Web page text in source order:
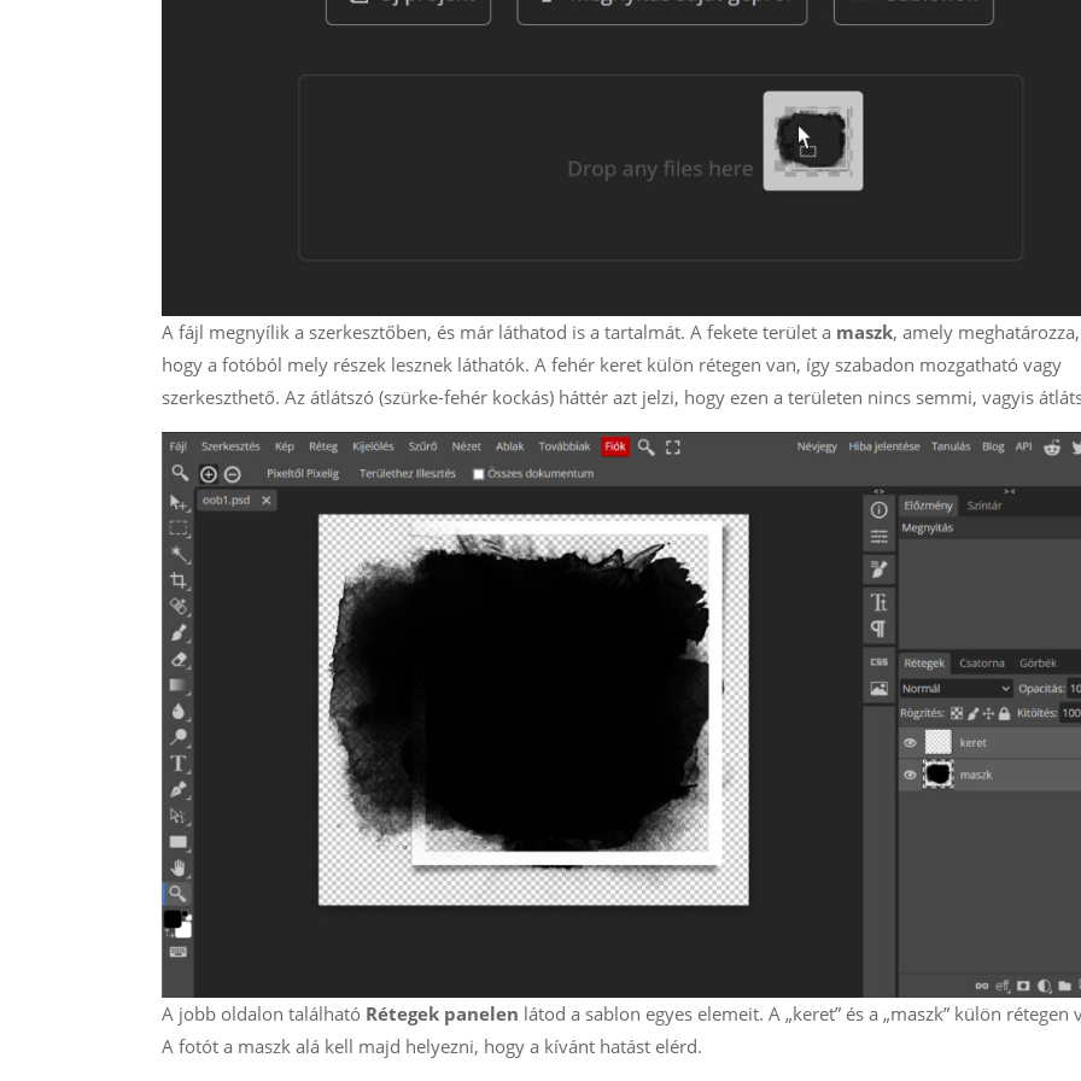
A fájl megnyílik a szerkesztőben, és már láthatod is a tartalmát. A fekete terület a maszk, amely meghatározza,
hogy a fotóból mely részek lesznek láthatók. A fehér keret külön rétegen van, így szabadon mozgatható vagy
szerkeszthető. Az átlátszó (szürke-fehér kockás) háttér azt jelzi, hogy ezen a területen nincs semmi, vagyis
A jobb oldalon található Rétegek panelen látod a sablon egyes elemeit. A „keret” és a „maszk” külön rétegen
A fotót a maszk alá kell majd helyezni, hogy a kívánt hatást elérd.